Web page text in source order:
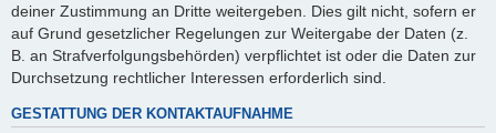
deiner Zustimmung an Dritte weitergeben. Dies gilt nicht, sofern er
auf Grund gesetzlicher Regelungen zur Weitergabe der Daten (z.
B. an Strafverfolgungsbehörden) verpflichtet ist oder die Daten zur
Durchsetzung rechtlicher Interessen erforderlich sind.
GESTATTUNG DER KONTAKTAUFNAHME